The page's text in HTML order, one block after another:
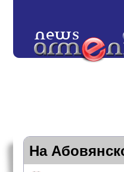
На